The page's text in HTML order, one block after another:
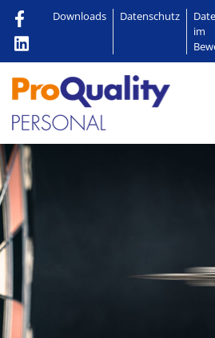
Zum Inhalt springen
Downloads Datenschutz
im